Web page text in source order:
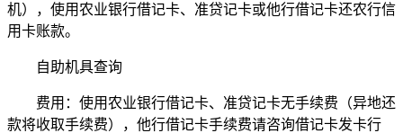
机），使用农业银行借记卡、准贷记卡或他行借记卡还农行信
用卡账款。
自助机具查询
费用：使用农业银行借记卡、准贷记卡无手续费（异地还
款将收取手续费），他行借记卡手续费请咨询借记卡发卡行